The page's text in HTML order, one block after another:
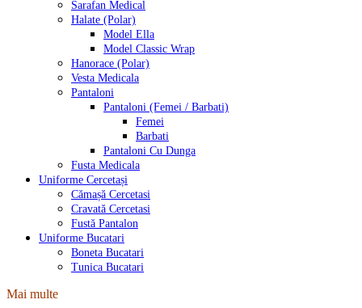
Sarafan Medical
Halate (Polar)
Model Ella
Model Classic Wrap
Hanorace (Polar)
Vesta Medicala
Pantaloni
Pantaloni (Femei / Barbati)
Femei
Barbati
Pantaloni Cu Dunga
Fusta Medicala
Uniforme Cercetași
Cămașă Cercetasi
Cravată Cercetasi
Fustă Pantalon
Uniforme Bucatari
Boneta Bucatari
Tunica Bucatari
Mai multe